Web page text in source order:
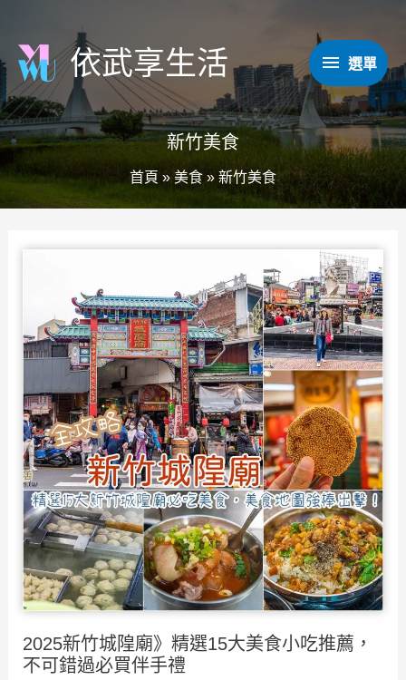
主
要
內
容
依武享生活
選
單
選單
新竹美食
首頁 »美食 » 新竹美食
2025新竹城隍廟》精選15大美食小吃推薦，
不可錯過必買伴手禮